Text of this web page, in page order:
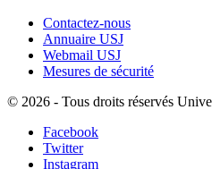
Contactez-nous
Annuaire USJ
Webmail USJ
Mesures de sécurité
© 2026 - Tous droits réservés
Facebook
Twitter
Instagram